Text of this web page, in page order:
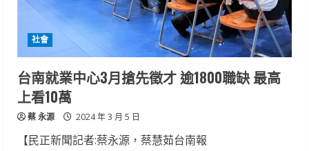
社會
台南就業中心3月搶先徵才 逾1800職缺 最高
上看10萬
蔡 永源 2024 年 3 月 5 日
【民正新聞記者:蔡永源，蔡慧茹台南報